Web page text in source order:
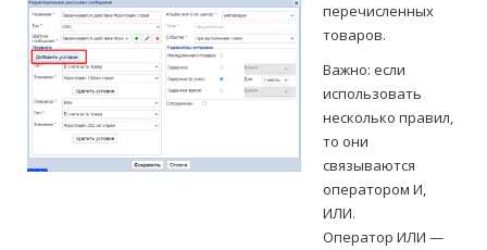
перечисленных
товаров.
Важно: если
использовать
несколько правил,
то они
связываются
оператором И,
ИЛИ.
Оператор ИЛИ —